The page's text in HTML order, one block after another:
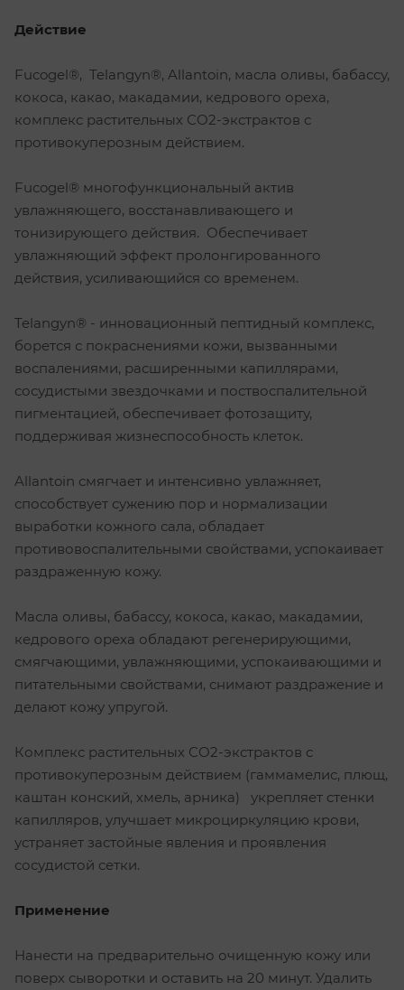
Действие
Fucogel®, Telangyn®, Allantoin, масла оливы, бабассу,
кокоса, какао, макадамии, кедрового ореха,
комплекс растительных СО2-экстрактов с
противокуперозным действием.
Fucogel® многофункциональный актив
увлажняющего, восстанавливающего и
тонизирующего действия. Обеспечивает
увлажняющий эффект пролонгированного
действия, усиливающийся со временем.
Telangyn® - инновационный пептидный комплекс,
борется с покраснениями кожи, вызванными
воспалениями, расширенными капиллярами,
сосудистыми звездочками и поствоспалительной
пигментацией, обеспечивает фотозащиту,
поддерживая жизнеспособность клеток.
Allantoin смягчает и интенсивно увлажняет,
способствует сужению пор и нормализации
выработки кожного сала, обладает
противовоспалительными свойствами, успокаивает
раздраженную кожу.
Масла оливы, бабассу, кокоса, какао, макадамии,
кедрового ореха обладают регенерирующими,
смягчающими, увлажняющими, успокаивающими и
питательными свойствами, снимают раздражение и
делают кожу упругой.
Комплекс растительных СО2-экстрактов с
противокуперозным действием (гаммамелис, плющ,
каштан конский, хмель, арника) укрепляет стенки
капилляров, улучшает микроциркуляцию крови,
устраняет застойные явления и проявления
сосудистой сетки.
Применение
Нанести на предварительно очищенную кожу или
поверх сыворотки и оставить на 20 минут. Удалить